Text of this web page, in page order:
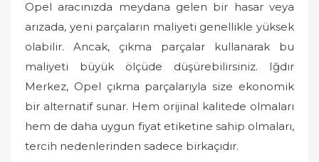
Opel aracınızda meydana gelen bir hasar veya
arızada, yeni parçaların maliyeti genellikle yüksek
olabilir. Ancak, çıkma parçalar kullanarak bu
maliyeti büyük ölçüde düşürebilirsiniz. Iğdır
Merkez, Opel çıkma parçalarıyla size ekonomik
bir alternatif sunar. Hem orijinal kalitede olmaları
hem de daha uygun fiyat etiketine sahip olmaları,
tercih nedenlerinden sadece birkaçıdır.